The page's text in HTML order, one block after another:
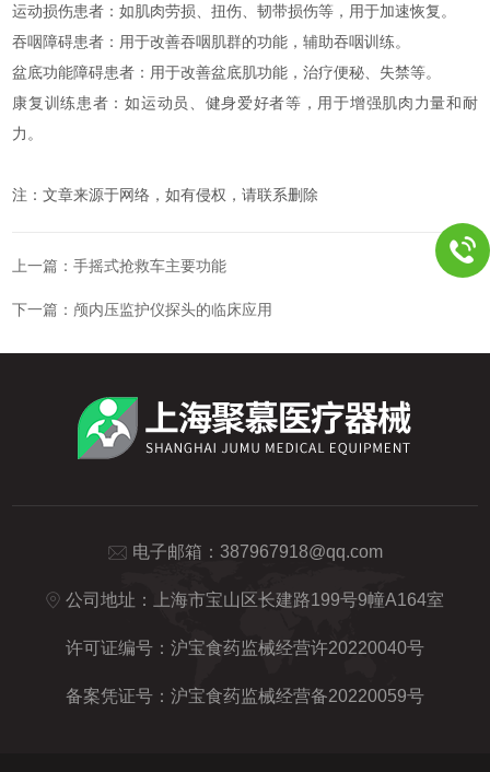
运动损伤患者：如肌肉劳损、扭伤、韧带损伤等，用于加速恢复。
吞咽障碍患者：用于改善吞咽肌群的功能，辅助吞咽训练。
盆底功能障碍患者：用于改善盆底肌功能，治疗便秘、失禁等。
康复训练患者：如运动员、健身爱好者等，用于增强肌肉力量和耐
力。
注：文章来源于网络，如有侵权，请联系删除
上一篇：手摇式抢救车主要功能
下一篇： 颅内压监护仪探头的临床应用
电子邮箱： 387967918@qq.com
公司地址：上海市宝山区长建路199号9幢A164室
许可证编号：沪宝食药监械经营许20220040号
备案凭证号：沪宝食药监械经营备20220059号